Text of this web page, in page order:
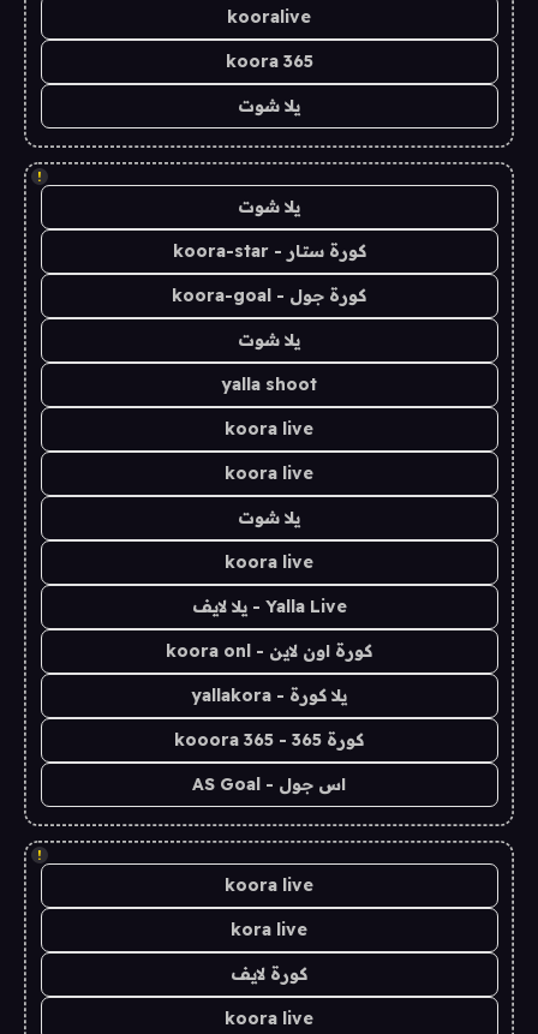
kooralive
koora 365
يلا شوت
!
يلا شوت
كورة ستار - koora-star
كورة جول - koora-goal
يلا شوت
yalla shoot
koora live
koora live
يلا شوت
koora live
Yalla Live - يلا لايف
كورة اون لاين - koora onl
يلا كورة - yallakora
كورة 365 - kooora 365
اس جول - AS Goal
!
koora live
kora live
كورة لايف
koora live